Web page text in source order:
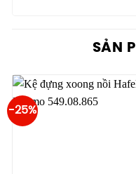
SẢN
-25%